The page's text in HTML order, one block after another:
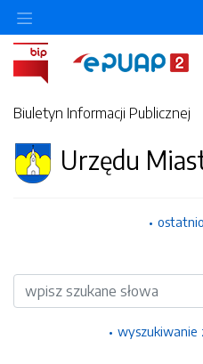
Biuletyn Informacji Publicznej
Urzędu
Wyszukiwarka
wyszukiwanie